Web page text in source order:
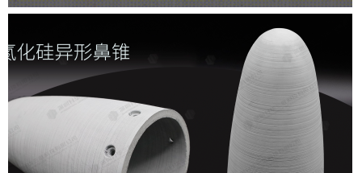
升华三维利用PEP技术为氮化硅陶瓷轻量一体化叶轮成型提供了一种更经济的